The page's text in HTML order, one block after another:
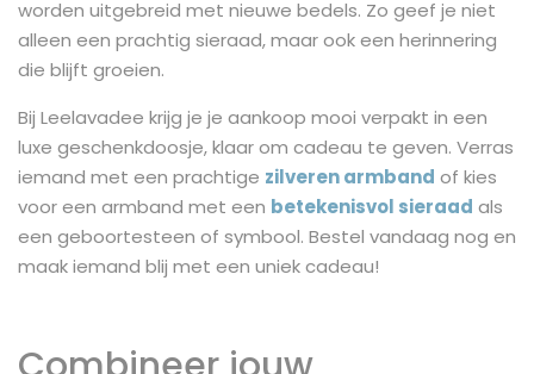
worden uitgebreid met nieuwe bedels. Zo geef je niet
alleen een prachtig sieraad, maar ook een herinnering
die blijft groeien.
Bij Leelavadee krijg je je aankoop mooi verpakt in een
luxe geschenkdoosje, klaar om cadeau te geven. Verras
iemand met een prachtige zilveren armband of kies
voor een armband met een betekenisvol sieraad als
een geboortesteen of symbool. Bestel vandaag nog en
maak iemand blij met een uniek cadeau!